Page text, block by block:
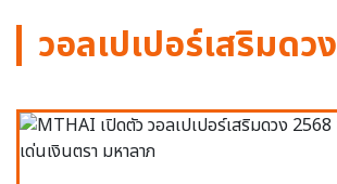
วอลเปเปอร์เสริมดวง